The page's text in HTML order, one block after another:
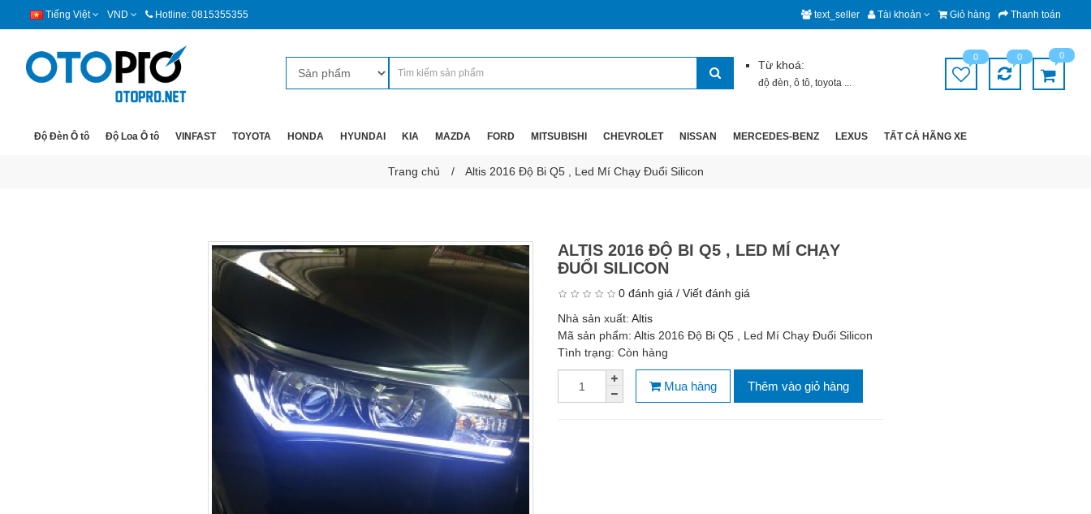
Tiếng Việt VND Hotline: 0815355355 text_seller Tài khoản Giỏ hàng Thanh toán
Từ khoá:
độ đèn,ô tô,toyota ...
0 0 0
Độ Đèn Ô tô Độ Loa Ô tô VINFAST TOYOTA HONDA HYUNDAI KIA MAZDA FORD MITSUBISHI CHEVROLET NISSAN MERCEDES-BENZ LEXUS TẤT CẢ HÃNG XE
Trang chủ Altis 2016 Độ Bi Q5 , Led Mí Chạy Đuổi Silicon
ALTIS 2016 ĐỘ BI Q5 , LED MÍ CHẠY
ĐUỔI SILICON
0 đánh giá / Viết đánh giá
Nhà sản xuất: Altis
Mã sản phẩm: Altis 2016 Độ Bi Q5 , Led Mí Chạy Đuổi Silicon
Tình trạng: Còn hàng
Mua hàng Thêm vào giỏ hàng